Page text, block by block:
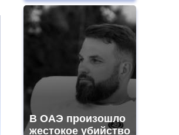
В ОАЭ произошло
жестокое убийство